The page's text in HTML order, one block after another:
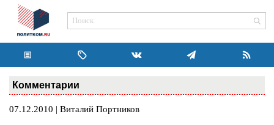
Комментарии
07.12.2010 | Виталий Портников